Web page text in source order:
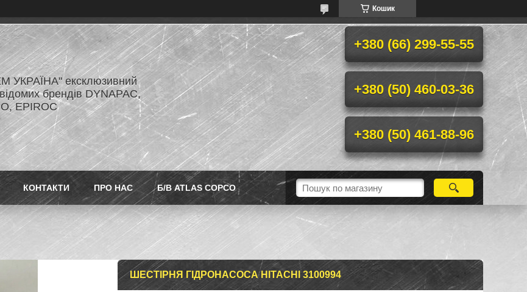
Кошик
ексклюзивний
брендів DYNAPAC,
EPIROC
+380 (66) 299-55-55
+380 (50) 460-03-36
+380 (50) 461-88-96
КОНТАКТИ ПРО НАС Б/В ATLAS COPCO
ШЕСТІРНЯ ГІДРОНАСОСА HITACHI 3100994